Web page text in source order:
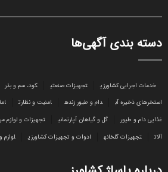
دسته بندی آگهی‌ها
خدمات اجرایی کشاورزی تجهیزات صنعتی کود، سم و بذر
استخرهای ذخیره آب
دام و طیور زنده امنیت و نظارت
غذایی دام و طیور
گل و گیاهان آپارتمانی تجهیزات و لوازم
آلات
تجهیزات گلخانه ادوات و تجهیزات کشاورزی لوازم